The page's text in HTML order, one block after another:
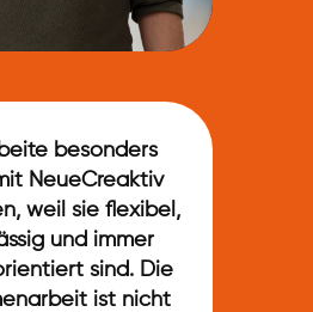
besonders
NeueCreaktiv
weil sie flexibel,
und immer
sind. Die
ist nicht